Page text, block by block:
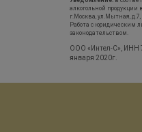
алкогольной продукции
г.Москва, ул.Мытная, д.7,
Работа с юридическим
законодательством.
ООО «Интел-С», ИНН
января 2020г.